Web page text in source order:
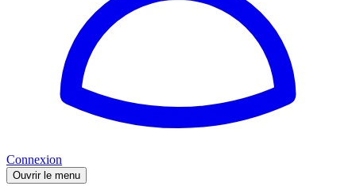
Connexion
Ouvrir le menu